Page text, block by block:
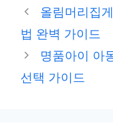
테
리
올림머리집
법 완벽 가이드
명품아이 아
선택 가이드